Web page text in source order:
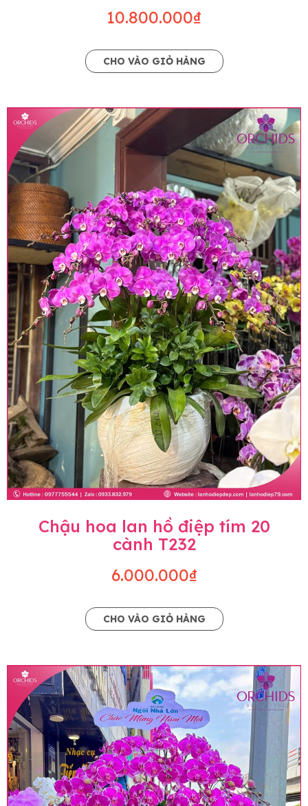
10.800.000₫
CHO VÀO GIỎ HÀNG
Chậu hoa lan hồ điệp tím 20
cành T232
6.000.000₫
CHO VÀO GIỎ HÀNG